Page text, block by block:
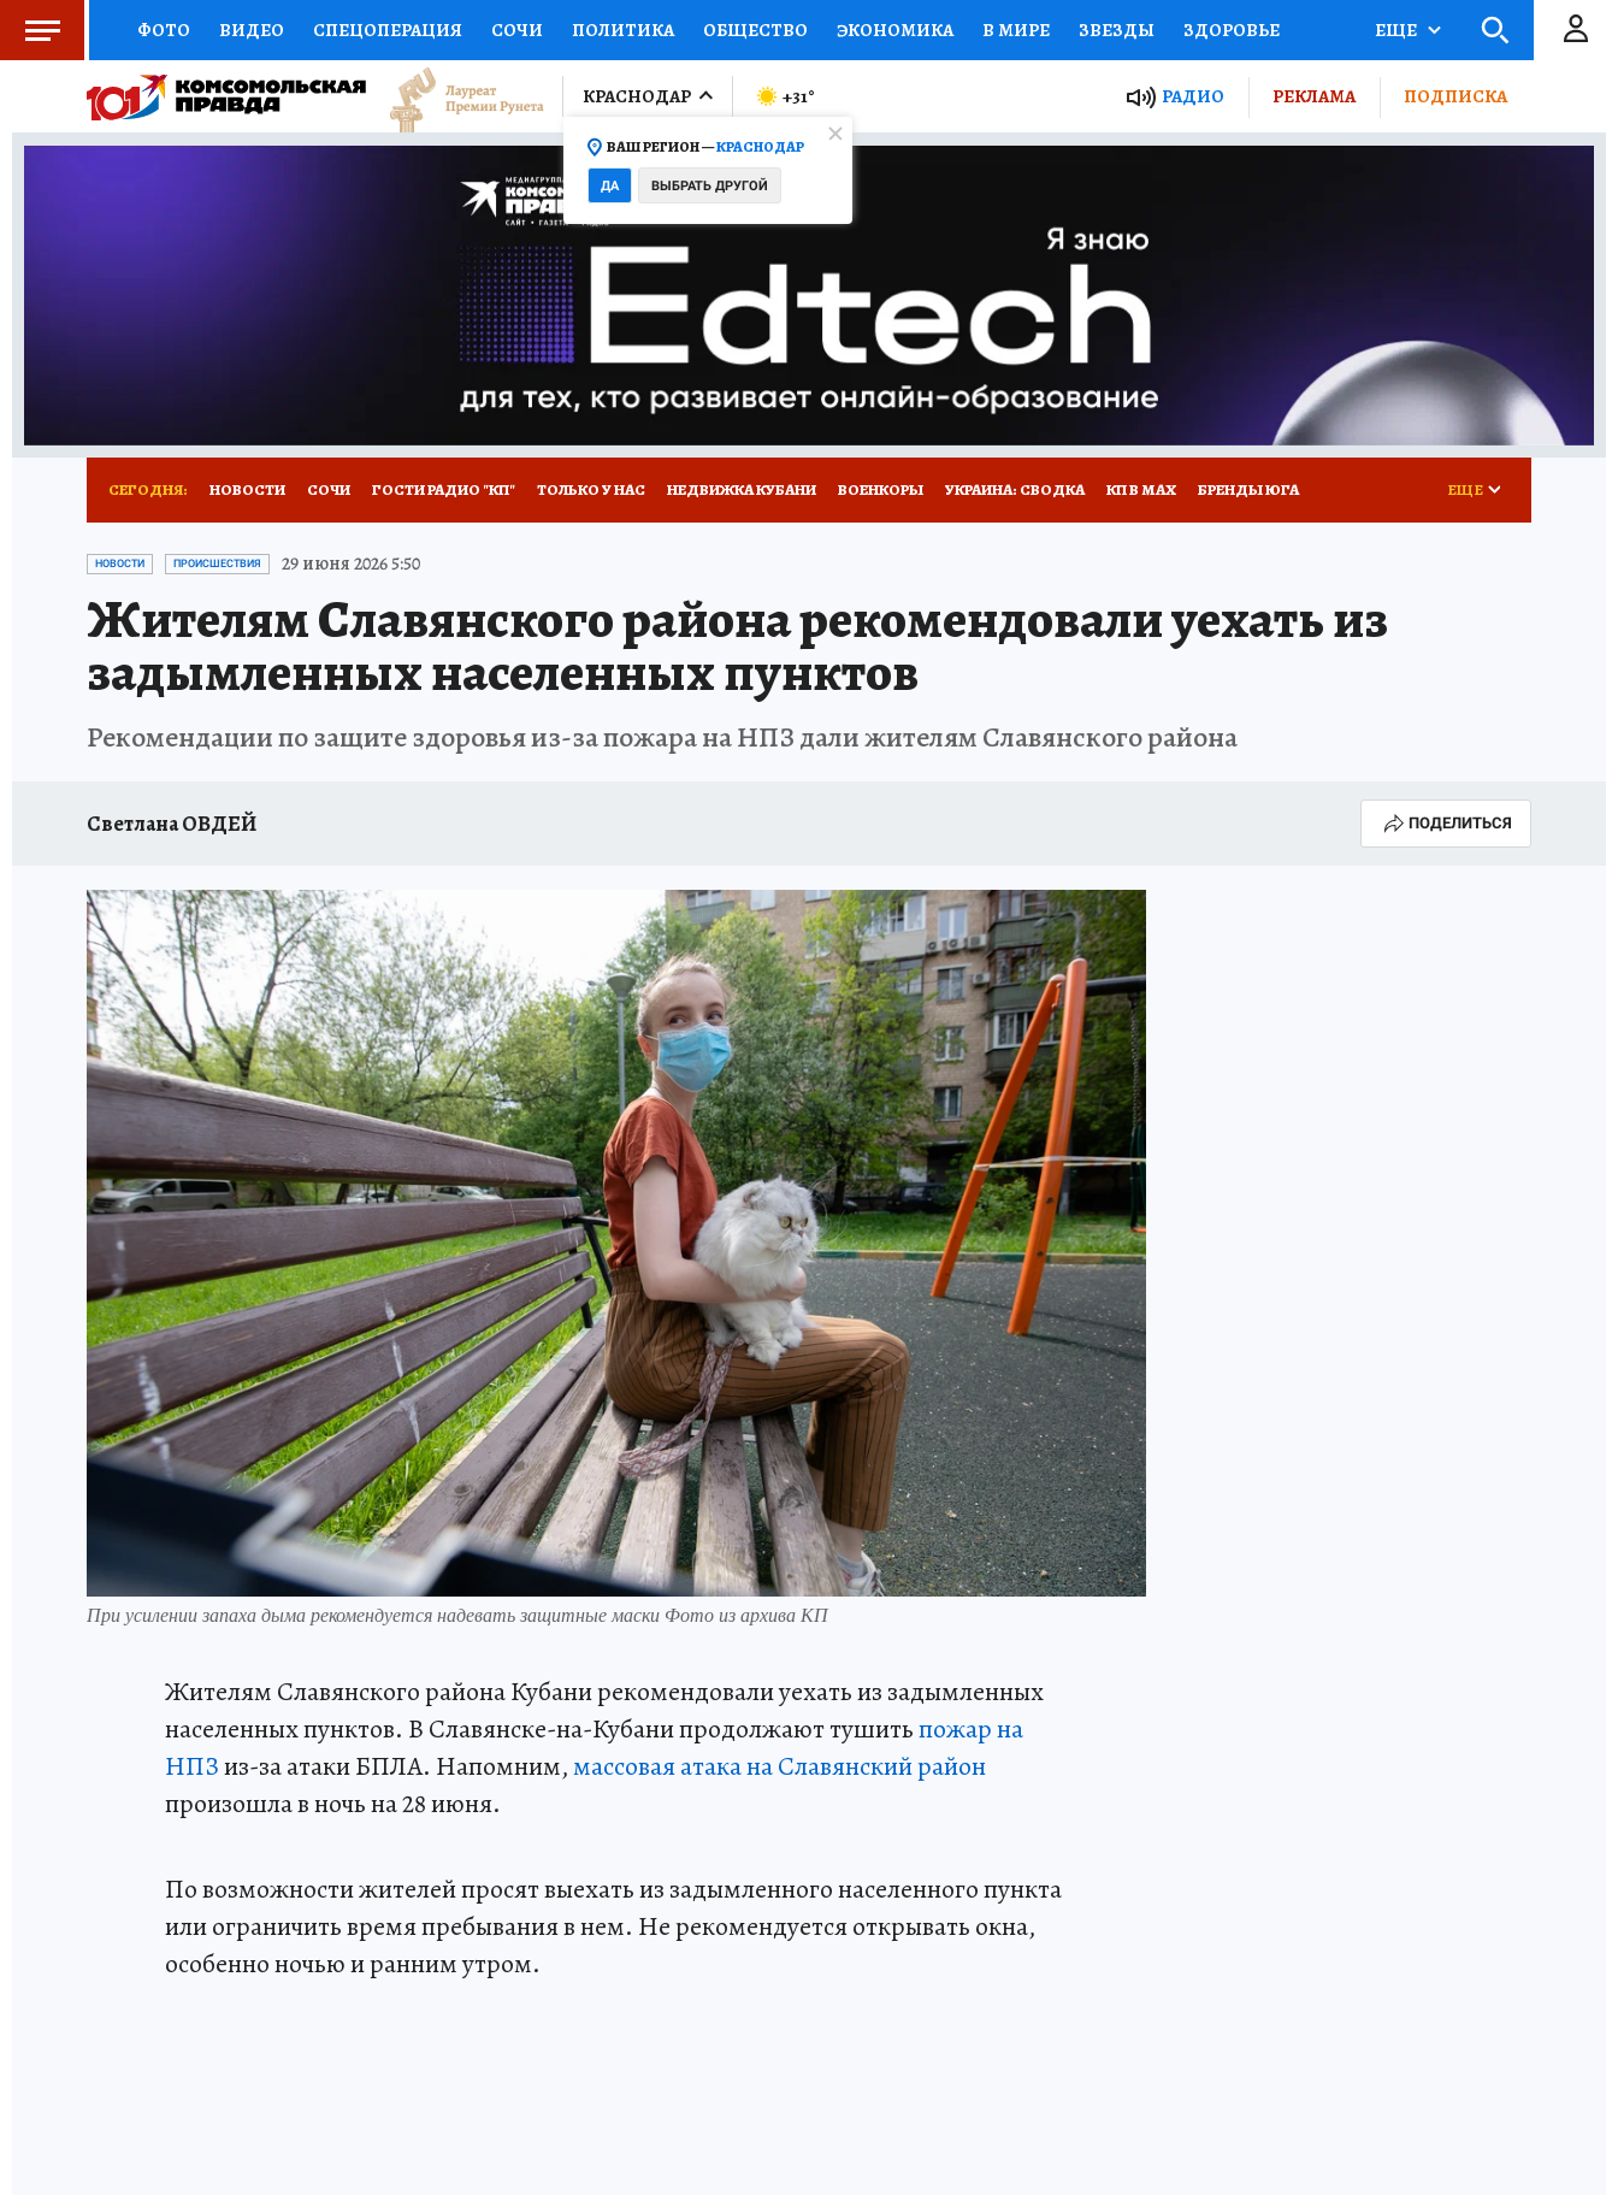
ФОТО ВИДЕО СПЕЦОПЕРАЦИЯ СОЧИ ПОЛИТИКА ОБЩЕСТВО ЭКОНОМИКА В МИРЕ ЗВЕЗДЫ ЗДОРОВЬЕ
СОЦПОДДЕРЖКА НАУКА СПОРТ КОЛУМНИСТЫ ПРОИСШЕСТВИЯ НАЦИОНАЛЬНЫЕ ПРОЕКТЫ РОССИИ
ВЫБОР ЭКСПЕРТОВ ДОКТОР ФИНАНСЫ ОТКРЫВАЕМ МИР Я ЗНАЮ СЕМЬЯ ЖЕНСКИЕ СЕКРЕТЫ ПУТЕВОДИТЕЛЬ
ПРОГНОЗЫ НА СПОРТ ПРОМОКОДЫ СЕРИАЛЫ
ТЕЛЕВИЗОР КОЛЛЕКЦИИ КОНКУРСЫ ГИД ПОТРЕБИТЕЛЯ
НОВОЕ НА САЙТЕ
ЕЩЕ
КРАСНОДАР
ВАШ РЕГИОН —КРАСНОДАР
ДА ВЫБРАТЬ ДРУГОЙ
+31° РАДИО РЕКЛАМА ПОДПИСКА
СЕГОДНЯ: НОВОСТИ СОЧИ ГОСТИ РАДИО "КП" ТОЛЬКО У НАС НЕДВИЖКА КУБАНИ ВОЕНКОРЫ УКРАИНА: СВОДКА КП В МАХ БРЕНДЫ ЮГА
ОТДЫХ В РОССИИ ЗДОРОВЬЕ КУБАНИ
ЕЩЕ
НОВОСТИ ПРОИСШЕСТВИЯ 29 июня 2026 5:50
Жителям Славянского района рекомендовали уехать из
задымленных населенных пунктов
Рекомендации по защите здоровья из-за пожара на НПЗ дали жителям Славянского района
Светлана ОВДЕЙ ПОДЕЛИТЬСЯ
При усилении запаха дыма рекомендуется надевать защитные маски Фото из архива КП
Жителям Славянского района Кубани рекомендовали уехать из задымленных
населенных пунктов. В Славянске-на-Кубани продолжают тушитьпожар на
НПЗиз-за атаки БПЛА. Напомним,массовая атака на Славянский район
произошла в ночь на 28 июня.
По возможности жителей просят выехать из задымленного населенного пункта
или ограничить время пребывания в нем. Не рекомендуется открывать окна,
особенно ночью и ранним утром.